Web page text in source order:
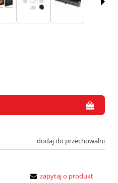
dodaj do przechowalni
zapytaj o produkt